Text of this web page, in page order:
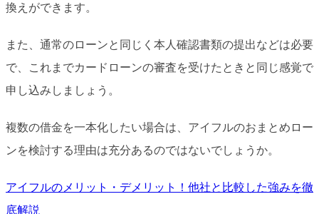
換えができます。
また、通常のローンと同じく本人確認書類の提出などは必要
で、これまでカードローンの審査を受けたときと同じ感覚で
申し込みしましょう。
複数の借金を一本化したい場合は、アイフルのおまとめロー
ンを検討する理由は充分あるのではないでしょうか。
アイフルのメリット・デメリット！他社と比較した強みを徹
底解説